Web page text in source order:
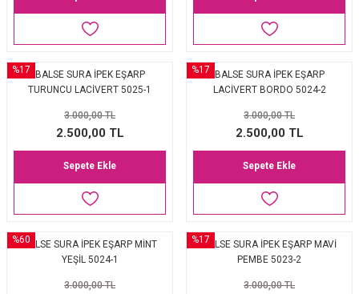
%17 BALSE SURA İPEK EŞARP
TURUNCU LACİVERT 5025-1
3.000,00 TL
2.500,00 TL
Sepete Ekle
%17 BALSE SURA İPEK EŞARP
LACİVERT BORDO 5024-2
3.000,00 TL
2.500,00 TL
Sepete Ekle
%60BALSE SURA İPEK EŞARP MİNT
YEŞİL 5024-1
3.000,00 TL
%17BALSE SURA İPEK EŞARP MAVİ
PEMBE 5023-2
3.000,00 TL